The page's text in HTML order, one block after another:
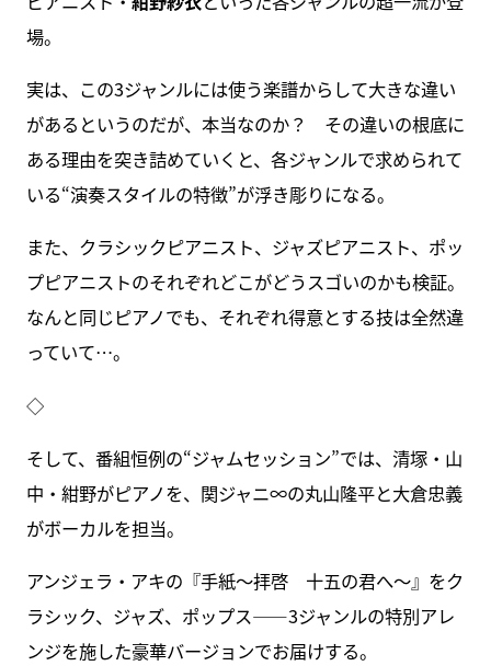
場。
実は、この3ジャンルには使う楽譜からして大きな違い
があるというのだが、本当なのか？ その違いの根底に
ある理由を突き詰めていくと、各ジャンルで求められて
いる“演奏スタイルの特徴”が浮き彫りになる。
また、クラシックピアニスト、ジャズピアニスト、ポッ
プピアニストのそれぞれどこがどうスゴいのかも検証。
なんと同じピアノでも、それぞれ得意とする技は全然違
っていて…。
◇
そして、番組恒例の“ジャムセッション”では、清塚・山
中・紺野がピアノを、関ジャニ∞の丸山隆平と大倉忠義
がボーカルを担当。
アンジェラ・アキの『手紙～拝啓 十五の君へ～』をク
ラシック、ジャズ、ポップス――3ジャンルの特別アレ
ンジを施した豪華バージョンでお届けする。